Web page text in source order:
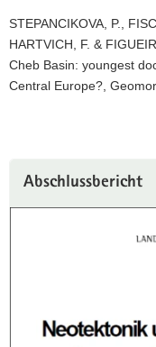
STEPANCIKOVA, P.,
HARTVICH, F. &
Cheb Basin: youngest
Central Europe?,
Abschlussbericht